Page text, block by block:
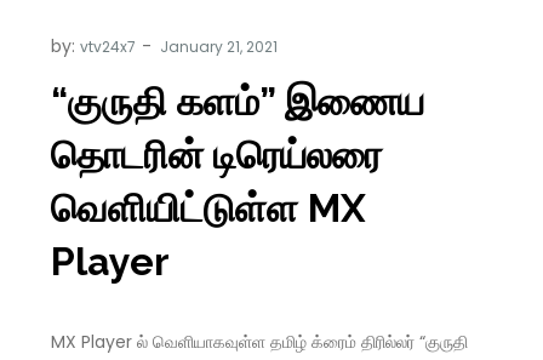
by:vtv24x7
“குருதி களம்” இணைய
தொடரின் டிரெய்லரை
வெளியிட்டுள்ள MX
Player
MX Player ல் வெளியாகவுள்ள தமிழ் க்ரைம் திரில்லர் “குருதி